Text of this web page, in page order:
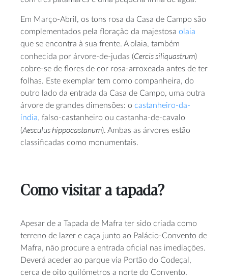
Em Março-Abril, os tons rosa da Casa de Campo são
complementados pela floração da majestosa olaia
que se encontra à sua frente. A olaia, também
conhecida por árvore-de-judas (Cercis siliquastrum)
cobre-se de flores de cor rosa-arroxeada antes de ter
folhas. Este exemplar tem como companheira, do
outro lado da entrada da Casa de Campo, uma outra
árvore de grandes dimensões: o castanheiro-da-
índia, falso-castanheiro ou castanha-de-cavalo
(Aesculus hippocastanum). Ambas as árvores estão
classificadas como monumentais.
Como visitar a tapada?
Apesar de a Tapada de Mafra ter sido criada como
terreno de lazer e caça junto ao Palácio-Convento de
Mafra, não procure a entrada oficial nas imediações.
Deverá aceder ao parque via Portão do Codeçal,
cerca de oito quilómetros a norte do Convento.